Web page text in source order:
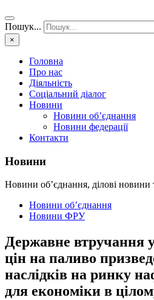
Пошук...
×
Головна
Про нас
Діяльність
Соціальний діалог
Новини
Новини об’єднання
Новини федерації
Контакти
Новини
Новини об’єднання, ділові новини
Новини об’єднання
Новини ФРУ
Державне втручання
цін на паливо
наслідків на ринку
для економіки в